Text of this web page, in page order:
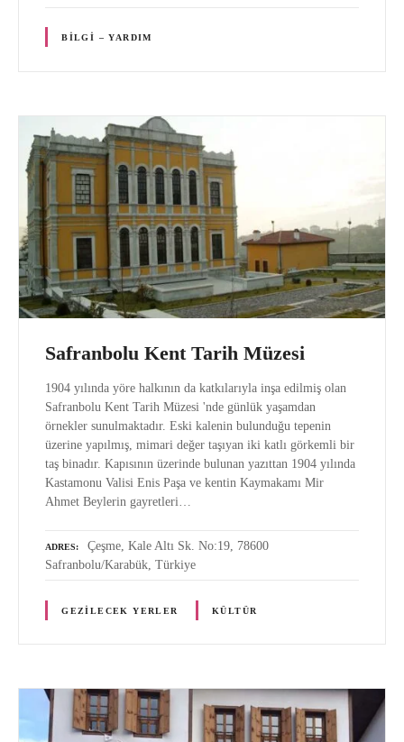
BILGI – YARDIM
Safranbolu Kent Tarih Müzesi
1904 yılında yöre halkının da katkılarıyla inşa edilmiş olan
Safranbolu Kent Tarih Müzesi 'nde günlük yaşamdan
örnekler sunulmaktadır. Eski kalenin bulunduğu tepenin
üzerine yapılmış, mimari değer taşıyan iki katlı görkemli bir
taş binadır. Kapısının üzerinde bulunan yazıttan 1904 yılında
Kastamonu Valisi Enis Paşa ve kentin Kaymakamı Mir
Ahmet Beylerin gayretleri…
ADRES
Çeşme, Kale Altı Sk. No:19, 78600
Safranbolu/Karabük, Türkiye
GEZILECEK YERLER KÜLTÜR